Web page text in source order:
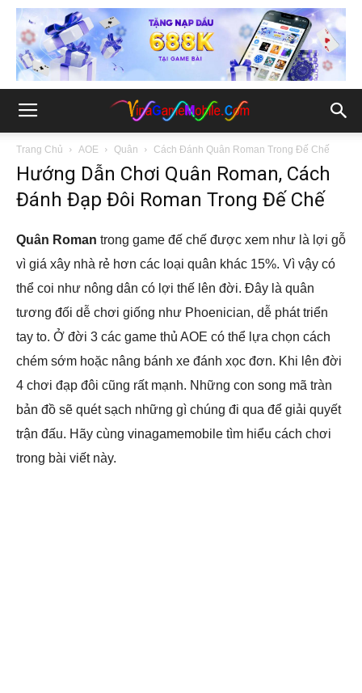
Trang Chủ AOE Quân Cách Đánh Quân Roman Trong Đế Chế
Hướng Dẫn Chơi Quân Roman, Cách
Đánh Đạp Đôi Roman Trong Đế Chế
Quân Roman trong game đế chế được xem như là lợi gỗ
vì giá xây nhà rẻ hơn các loại quân khác 15%. Vì vậy có
thể coi như nông dân có lợi thế lên đời. Đây là quân
tương đối dễ chơi giống như Phoenician, dễ phát triển
tay to. Ở đời 3 các game thủ AOE có thể lựa chọn cách
chém sớm hoặc nâng bánh xe đánh xọc đơn. Khi lên đời
4 chơi đạp đôi cũng rất mạnh. Những con song mã tràn
bản đồ sẽ quét sạch những gì chúng đi qua để giải quyết
trận đấu. Hãy cùng vinagamemobile tìm hiểu cách chơi
trong bài viết này.